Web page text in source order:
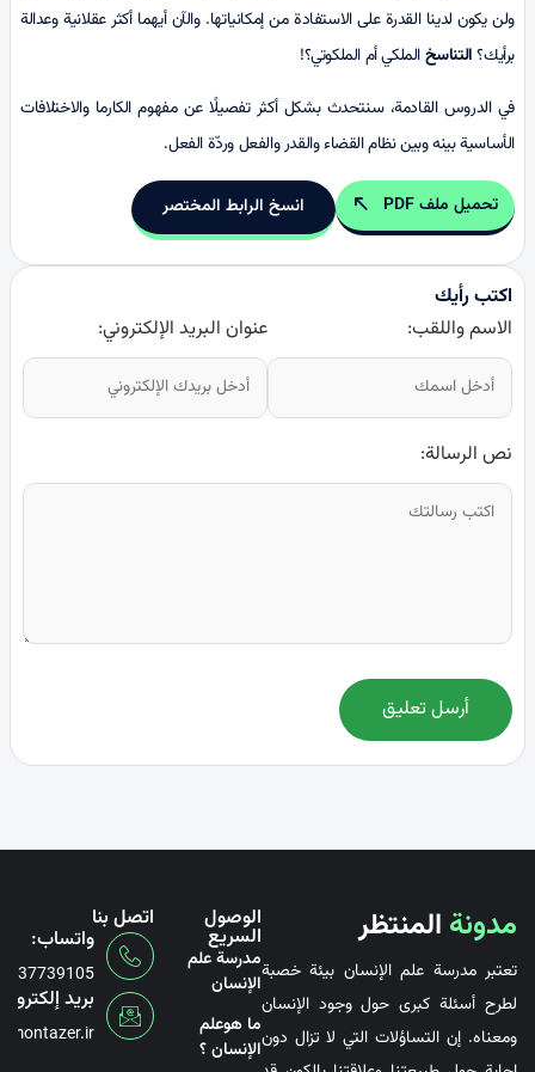
ولن يكون لدينا القدرة على الاستفادة من إمكانياتها. والآن أيهما أكثر عقلانية وعدالة
برأيك؟التناسخالملكي أم الملكوتي؟!
في الدروس القادمة، سنتحدث بشكل أكثر تفصيلًا عن مفهوم الكارما والاختلافات
الأساسية بينه وبين نظام القضاء والقدر والفعل وردّة الفعل.
تحميل ملف PDF انسخ الرابط المختصر
اكتب رأيك
الاسم واللقب:
عنوان البريد الإلكتروني:
نص الرسالة:
أرسل تعليق
مدونة المنتظر
تعتبر مدرسة علم الإنسان بيئة خصبة
لطرح أسئلة كبرى حول وجود الإنسان
ومعناه. إن التساؤلات التي لا تزال دون
الوصول
السريع
مدرسة علم
الإنسان
ما هوعلم
الإنسان ؟
اتصل بنا
واتساب:
بريد